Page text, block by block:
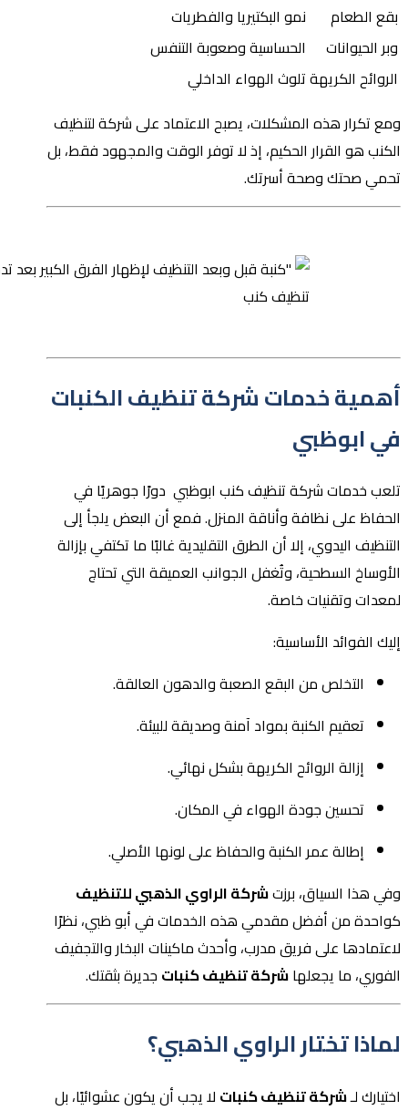
بقع الطعام
نمو البكتيريا والفطريات
وبر الحيوانات
الحساسية وصعوبة التنفس
الروائح الكريهةتلوث الهواء الداخلي
ومع تكرار هذه المشكلات، يصبح الاعتماد على شركة لتنظيف
الكنب هو القرار الحكيم، إذ لا توفر الوقت والمجهود فقط، بل
تحمي صحتك وصحة أسرتك.
تنظيف كنب
أهمية خدمات شركة تنظيف الكنبات
في ابوظبي
تلعب خدمات شركة تنظيف كنب ابوظبي دورًا جوهريًا في
الحفاظ على نظافة وأناقة المنزل. فمع أن البعض يلجأ إلى
التنظيف اليدوي، إلا أن الطرق التقليدية غالبًا ما تكتفي بإزالة
الأوساخ السطحية، وتُغفل الجوانب العميقة التي تحتاج
لمعدات وتقنيات خاصة.
إليك الفوائد الأساسية:
التخلص من البقع الصعبة والدهون العالقة.
تعقيم الكنبة بمواد آمنة وصديقة للبيئة.
إزالة الروائح الكريهة بشكل نهائي.
تحسين جودة الهواء في المكان.
إطالة عمر الكنبة والحفاظ على لونها الأصلي.
وفي هذا السياق، برزتشركة الراوي الذهبي للتنظيف
كواحدة من أفضل مقدمي هذه الخدمات في أبو ظبي، نظرًا
لاعتمادها على فريق مدرب، وأحدث ماكينات البخار والتجفيف
الفوري، ما يجعلهاشركة تنظيف كنبات جديرة بثقتك.
لماذا تختار الراوي الذهبي؟
اختيارك لـشركة تنظيف كنبات لا يجب أن يكون عشوائيًا، بل